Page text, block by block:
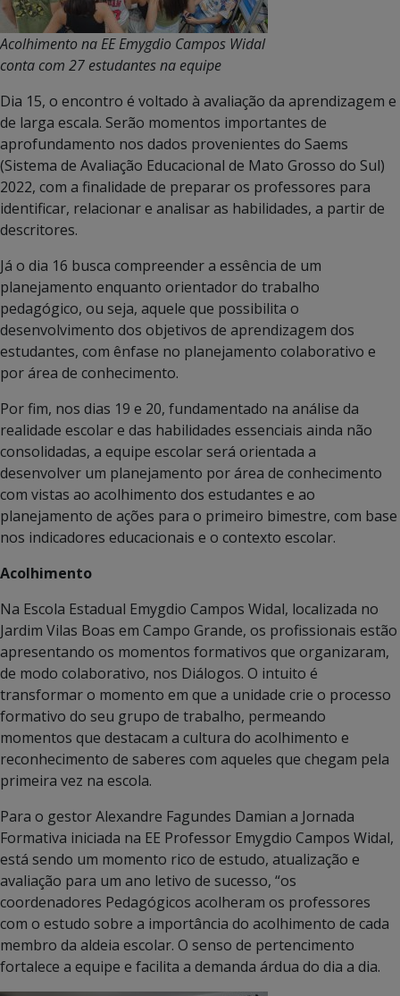
Acolhimento na EE Emygdio Campos Widal
conta com 27 estudantes na equipe
Dia 15, o encontro é voltado à avaliação da aprendizagem e
de larga escala. Serão momentos importantes de
aprofundamento nos dados provenientes do Saems
(Sistema de Avaliação Educacional de Mato Grosso do Sul)
2022, com a finalidade de preparar os professores para
identificar, relacionar e analisar as habilidades, a partir de
descritores.
Já o dia 16 busca compreender a essência de um
planejamento enquanto orientador do trabalho
pedagógico, ou seja, aquele que possibilita o
desenvolvimento dos objetivos de aprendizagem dos
estudantes, com ênfase no planejamento colaborativo e
por área de conhecimento.
Por fim, nos dias 19 e 20, fundamentado na análise da
realidade escolar e das habilidades essenciais ainda não
consolidadas, a equipe escolar será orientada a
desenvolver um planejamento por área de conhecimento
com vistas ao acolhimento dos estudantes e ao
planejamento de ações para o primeiro bimestre, com base
nos indicadores educacionais e o contexto escolar.
Acolhimento
Na Escola Estadual Emygdio Campos Widal, localizada no
Jardim Vilas Boas em Campo Grande, os profissionais estão
apresentando os momentos formativos que organizaram,
de modo colaborativo, nos Diálogos. O intuito é
transformar o momento em que a unidade crie o processo
formativo do seu grupo de trabalho, permeando
momentos que destacam a cultura do acolhimento e
reconhecimento de saberes com aqueles que chegam pela
primeira vez na escola.
Para o gestor Alexandre Fagundes Damian a Jornada
Formativa iniciada na EE Professor Emygdio Campos Widal,
está sendo um momento rico de estudo, atualização e
avaliação para um ano letivo de sucesso, “os
coordenadores Pedagógicos acolheram os professores
com o estudo sobre a importância do acolhimento de cada
membro da aldeia escolar. O senso de pertencimento
fortalece a equipe e facilita a demanda árdua do dia a dia.